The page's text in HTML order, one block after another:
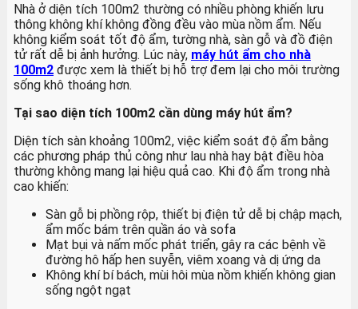
Nhà ở diện tích 100m2 thường có nhiều phòng khiến lưu
thông không khí không đồng đều vào mùa nồm ẩm. Nếu
không kiểm soát tốt độ ẩm, tường nhà, sàn gỗ và đồ điện
tử rất dễ bị ảnh hưởng. Lúc này, máy hút ẩm cho nhà
100m2 được xem là thiết bị hỗ trợ đem lại cho môi trường
sống khô thoáng hơn.
Tại sao diện tích 100m2 cần dùng máy hút ẩm?
Diện tích sàn khoảng 100m2, việc kiểm soát độ ẩm bằng
các phương pháp thủ công như lau nhà hay bật điều hòa
thường không mang lại hiệu quả cao. Khi độ ẩm trong nhà
cao khiến:
Sàn gỗ bị phồng rộp, thiết bị điện tử dễ bị chập mạch,
ẩm mốc bám trên quần áo và sofa
Mạt bụi và nấm mốc phát triển, gây ra các bệnh về
đường hô hấp hen suyễn, viêm xoang và dị ứng da
Không khí bí bách, mùi hôi mùa nồm khiến không gian
sống ngột ngạt